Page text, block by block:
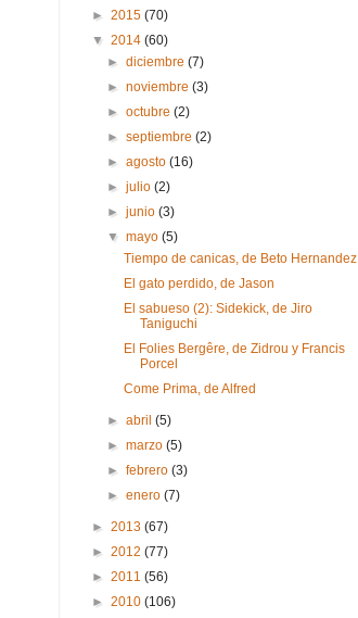
► 2015 (70)
▼ 2014 (60)
►diciembre(7)
►noviembre(3)
►octubre(2)
►septiembre(2)
►agosto(16)
►julio(2)
►junio(3)
▼mayo(5)
Tiempo de canicas, de Beto Hernandez
El gato perdido, de Jason
El sabueso (2): Sidekick, de Jiro
Taniguchi
El Folies Bergêre, de Zidrou y Francis
Porcel
Come Prima, de Alfred
►abril(5)
►marzo(5)
►febrero(3)
►enero(7)
► 2013 (67)
► 2012 (77)
► 2011 (56)
► 2010 (106)